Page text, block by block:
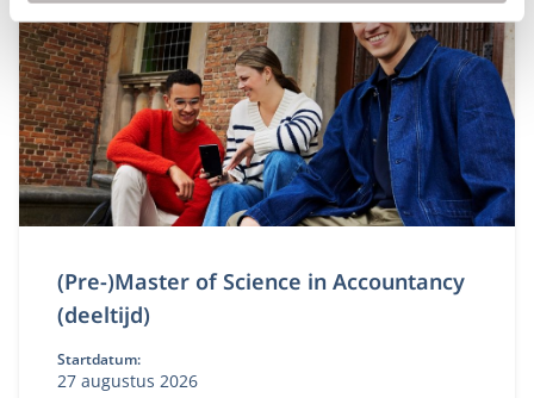
(Pre-)Master of Science in Accountancy
(deeltijd)
Startdatum:
27 augustus 2026